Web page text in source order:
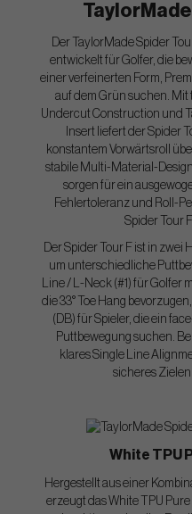
Der TaylorMade Spider
entwickelt für Golfer, die
einer verfeinerten Form,
auf dem Grün suchen. Mit
Undercut Construction und
Insert liefert der Spider
konstantem Vorwärtsroll
stabile Multi-Material-
sorgen für ein
Fehlertoleranz und Roll-
Spider Tour
Der Spider Tour F ist in
um unterschiedliche
Line / L-Neck (#1) für Golfer
die 33° Toe Hang
(DB) für Spieler, die ein
Puttbewegung suchen.
klares Single Line
sicheres
White TPU
Hergestellt aus einer
erzeugt das White TPU